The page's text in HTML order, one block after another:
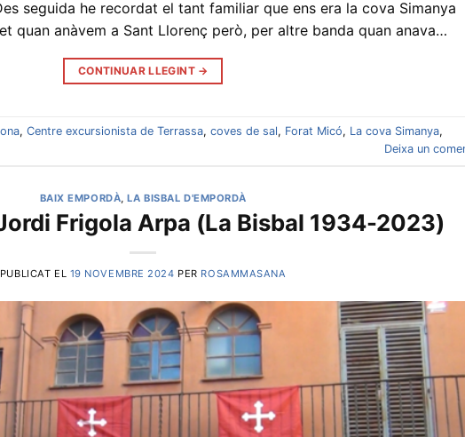
seguida he recordat el tant familiar que ens era la cova Simanya
quan anàvem a Sant Llorenç però, per altre banda quan anava…
CONTINUAR LLEGINT →
, Centre excursionista de Terrassa, coves de sal, Forat Micó, La cova Simanya,
Deixa un
BAIX EMPORDÀ,LA BISBAL D'EMPORDÀ
Frigola Arpa (La Bisbal 1934-2023)
PUBLICAT EL 19 NOVEMBRE 2024 PER ROSAMMASANA